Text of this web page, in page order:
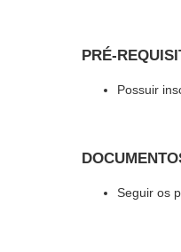
PRÉ-
Possuir
Seguir os